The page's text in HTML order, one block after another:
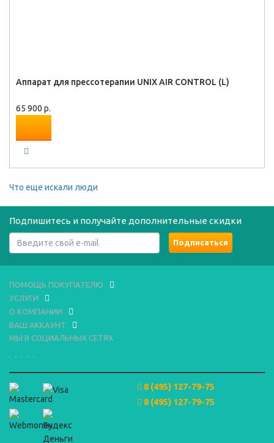
Аппарат для прессотерапии UNIX AIR CONTROL (L)
65 900 р.
Что еще искали люди
Подпишитесь и получайте дополнительные скидки
ПОМОЩЬ ПОКУПАТЕЛЮ
УСЛУГИ
О КОМПАНИИ
ВАШ АККАУНТ
МЫ В СОЦИАЛЬНЫХ СЕТЯХ
8 (495) 127-79-75
8 (495) 127-79-75